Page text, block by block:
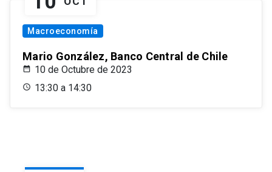
Macroeconomía
Mario González, Banco Central de Chile
10 de Octubre de 2023
13:30 a 14:30